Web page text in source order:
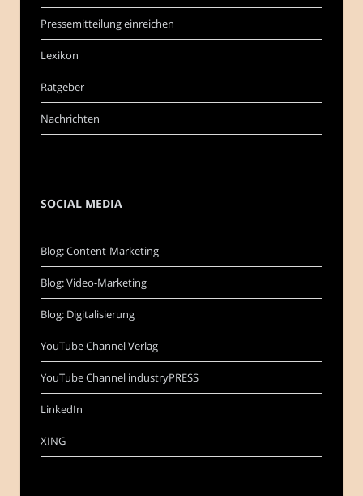
Pressemitteilung einreichen
Lexikon
Ratgeber
Nachrichten
SOCIAL MEDIA
Blog: Content-Marketing
Blog: Video-Marketing
Blog: Digitalisierung
YouTube Channel Verlag
YouTube Channel industryPRESS
LinkedIn
XING